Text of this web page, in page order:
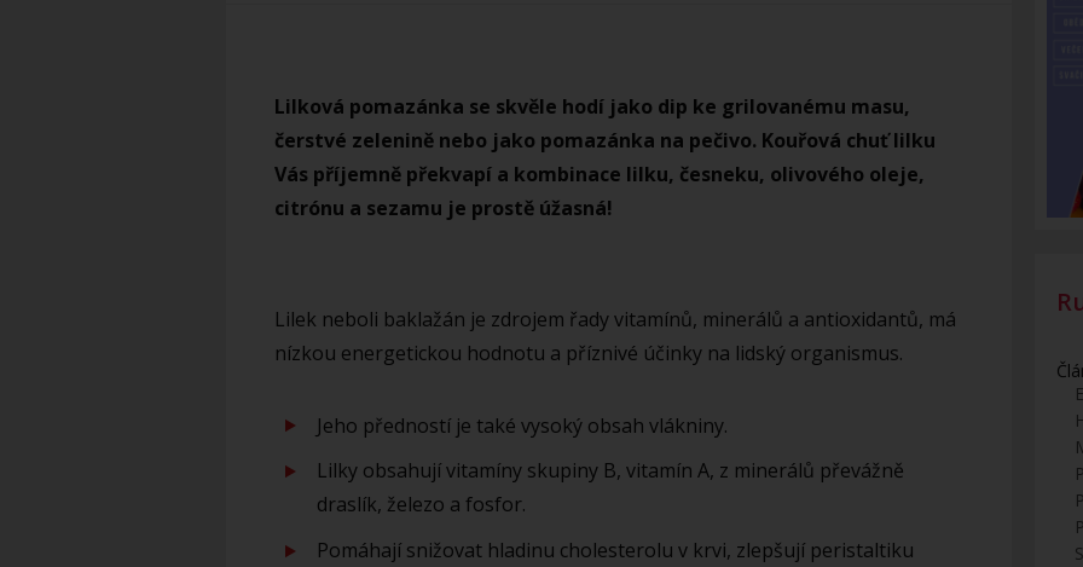
Lilková pomazánka se skvěle hodí jako dip ke grilovanému masu,
čerstvé zelenině nebo jako pomazánka na pečivo. Kouřová chuť lilku
Vás příjemně překvapí a kombinace lilku, česneku, olivového oleje,
citrónu a sezamu je prostě úžasná!
Lilek neboli baklažán je zdrojem řady vitamínů, minerálů a antioxidantů, má
nízkou energetickou hodnotu a příznivé účinky na lidský organismus.
Jeho předností je také vysoký obsah vlákniny.
Lilky obsahují vitamíny skupiny B, vitamín A, z minerálů převážně
draslík, železo a fosfor.
Pomáhají snižovat hladinu cholesterolu v krvi, zlepšují peristaltiku